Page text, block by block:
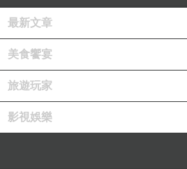
最新文章
美食饗宴
旅遊玩家
影視娛樂